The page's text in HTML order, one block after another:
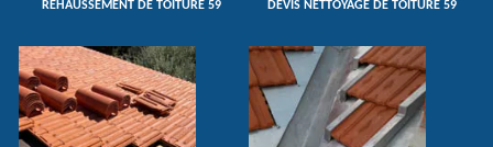
REHAUSSEMENT DE TOITURE 59 DEVIS NETTOYAGE DE TOITURE 59